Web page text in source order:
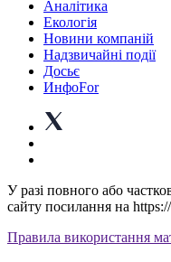
Аналітика
Екологія
Новини компаній
Надзвичайні події
Досьє
ИнфоFor
У разі повного або
сайту посилання на
Правила використання